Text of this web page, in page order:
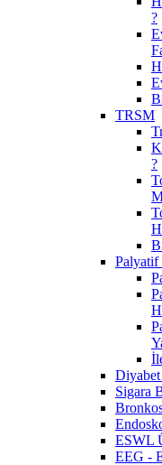
?
TRSM
?
Palyatif
Sigara
ESWL
EEG -